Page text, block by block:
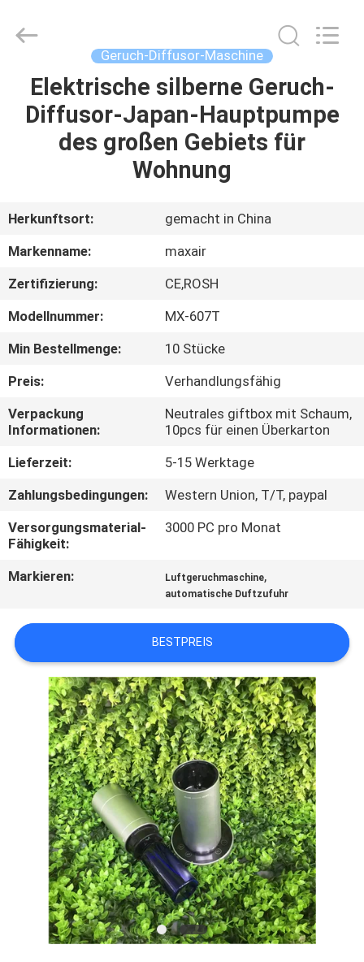
HAUS
PRODUKTE
UNS
AUSFLUG
QUALITÄTSKONTROLLE
TRETEN
SIE
MIT
UNS
VERBINDUNG
SIE EIN
SHOPPING
ONLINE
SITEMAP
PRIVACY
POLICY
Reserved.
Geruch-Diffusor-Maschine
Elektrische silberne Geruch-
Diffusor-Japan-Hauptpumpe
des großen Gebiets für
Wohnung
Herkunftsort:
gemacht in China
Markenname:
maxair
Zertifizierung:
CE,ROSH
Modellnummer:
MX-607T
Min Bestellmenge:
10 Stücke
Preis:
Verhandlungsfähig
Verpackung
Informationen:
Neutrales giftbox mit Schaum,
10pcs für einen Überkarton
Lieferzeit:
5-15 Werktage
Zahlungsbedingungen:
Western Union, T/T, paypal
Versorgungsmaterial-
Fähigkeit:
3000 PC pro Monat
Markieren: Luftgeruchmaschine,
automatische Duftzufuhr
BESTPREIS